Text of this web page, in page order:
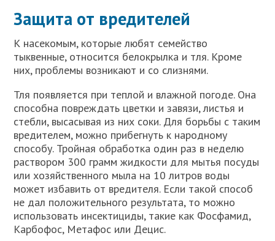
Защита от вредителей
К насекомым, которые любят семейство
тыквенные, относится белокрылка и тля. Кроме
них, проблемы возникают и со слизнями.
Тля появляется при теплой и влажной погоде. Она
способна повреждать цветки и завязи, листья и
стебли, высасывая из них соки. Для борьбы с таким
вредителем, можно прибегнуть к народному
способу. Тройная обработка один раз в неделю
раствором 300 грамм жидкости для мытья посуды
или хозяйственного мыла на 10 литров воды
может избавить от вредителя. Если такой способ
не дал положительного результата, то можно
использовать инсектициды, такие как Фосфамид,
Карбофос, Метафос или Децис.